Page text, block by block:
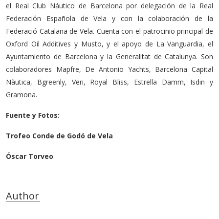
el Real Club Náutico de Barcelona por delegación de la Real
Federación Española de Vela y con la colaboración de la
Federació Catalana de Vela. Cuenta con el patrocinio principal de
Oxford Oil Additives y Musto, y el apoyo de La Vanguardia, el
Ayuntamiento de Barcelona y la Generalitat de Catalunya. Son
colaboradores Mapfre, De Antonio Yachts, Barcelona Capital
Nàutica, Bgreenly, Veri, Royal Bliss, Estrella Damm, Isdin y
Gramona.
Fuente y Fotos:
Trofeo Conde de Godó de Vela
Óscar Torveo
Author